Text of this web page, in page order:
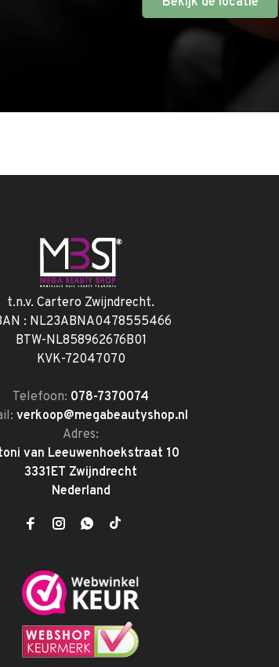
t.n.v. Cartero Zwijndrecht.
: NL23ABNA0478555466
BTW-NL858962676B01
KVK-72047070
Telefoon: 078-7370074
verkoop@megabeautyshop.nl
Adres:
van Leeuwenhoekstraat 10
3331ET Zwijndrecht
Nederland